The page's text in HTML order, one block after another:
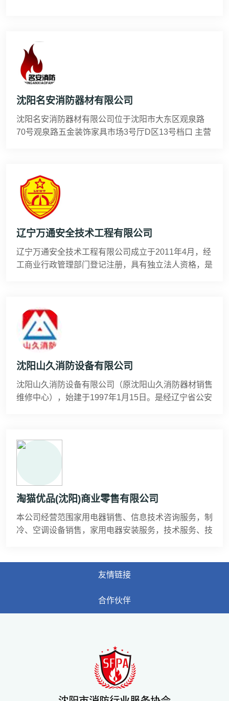
沈阳名安消防器材有限公司
沈阳名安消防器材有限公司位于沈阳市大东区观泉路
70号观泉路五金装饰家具市场3号厅D区13号档口 主营
3kg、4kg、5kg、8kg、35kg、50kg。 三、消防水
带，水枪，接扣，应急灯等消防器材用品。 四、消防
工程施工、设计、消防设备安装、检测、维护。 公司
秉承“顾客至上，锐意进取”的经营
辽宁万通安全技术工程有限公司
辽宁万通安全技术工程有限公司成立于2011年4月，经
工商业行政管理部门登记注册，具有独立法人资格，是
于2013年6月份，取得辽宁省质量技术监督局颁发的消
防检测和电气安全检测资质。2016年1月通过辽宁省质
量技术监督局的复评。2019年1月17日取得中华人名共
沈阳山久消防设备有限公司
沈阳山久消防设备有限公司（原沈阳山久消防器材销售
维修中心），始建于1997年1月15日。是经辽宁省公安
人员若干名。检测设备齐全，产品质量达到国家标准。
誉保证单位”。2006年由中国社会经济调查所企业信誉
调查部、辽宁省区域经济研究会�
淘猫优品(沈阳)商业零售有限公司
本公司经营范围家用电器销售、信息技术咨询服务，制
冷、空调设备销售，家用电器安装服务，技术服务、技
友情链接
合作伙伴